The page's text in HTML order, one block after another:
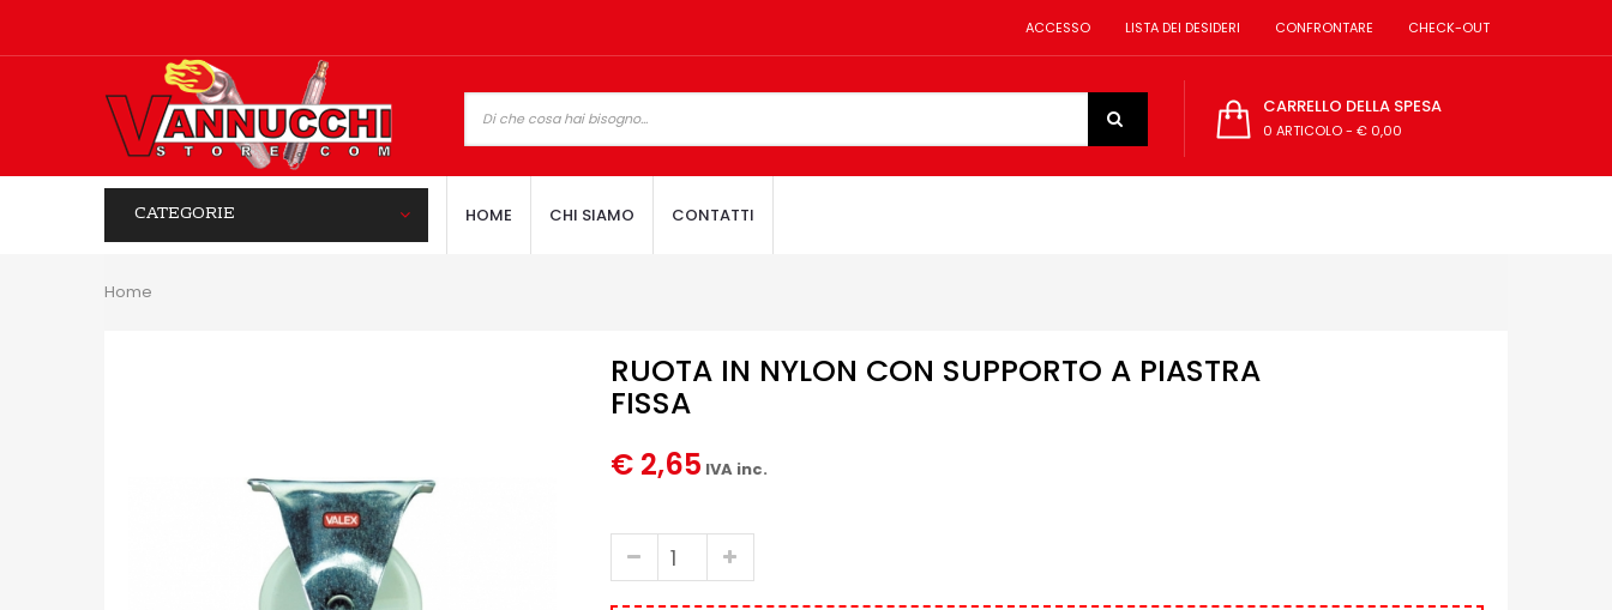
ACCESSO LISTA DEI DESIDERI CONFRONTARE CHECK-OUT
CARRELLO DELLA SPESA
0 ARTICOLO- € 0,00
CATEGORIE HOME CHI SIAMO CONTATTI
Home
RUOTA IN NYLON CON SUPPORTO A PIASTRA
FISSA
€ 2,65 IVA inc.